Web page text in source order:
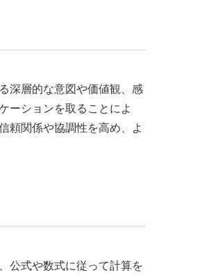
深層的な意図や価値観、感
ーションを取ることによ
頼関係や協調性を高め、よ
公式や数式に従って計算を